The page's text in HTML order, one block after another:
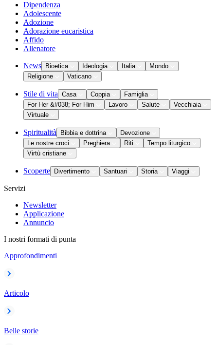
Dipendenza
Adolescente
Adozione
Adorazione eucaristica
Affido
Allenatore
News Bioetica Ideologia Italia
Mondo
Religione
Vaticano
Stile di vita Casa Coppia
Famiglia
For Her &#038; For Him
Lavoro Salute
Vecchiaia
Virtuale
Spiritualità Bibbia e dottrina
Devozione
Le nostre croci
Preghiera Riti
Tempo liturgico
Virtù cristiane
Scoperte Divertimento Santuari Storia Viaggi
Servizi
Newsletter
Applicazione
Annuncio
I nostri formati di punta
Approfondimenti
Articolo
Belle storie